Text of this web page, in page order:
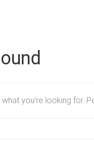
you’re looking for.